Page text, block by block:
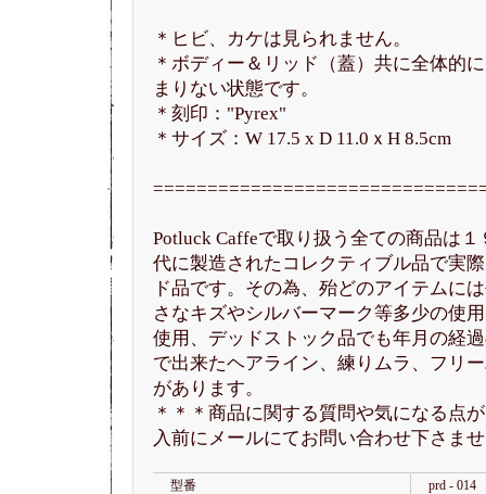
＊ヒビ、カケは見られません。
＊ボディー＆リッド（蓋）共に全体的
まりない状態です。
＊刻印："Pyrex"
＊サイズ：W 17.5 x D 11.0ｘH 8.5cm
Potluck Caffeで取り扱う全ての商品は
代に製造されたコレクティブル品で実
ド品です。その為、殆どのアイテムに
さなキズやシルバーマーク等多少の使
使用、デッドストック品でも年月の経
で出来たヘアライン、練りムラ、フリ
があります。
＊＊＊商品に関する質問や気になる点
入前にメールにてお問い合わせ下さま
型番
prd - 014